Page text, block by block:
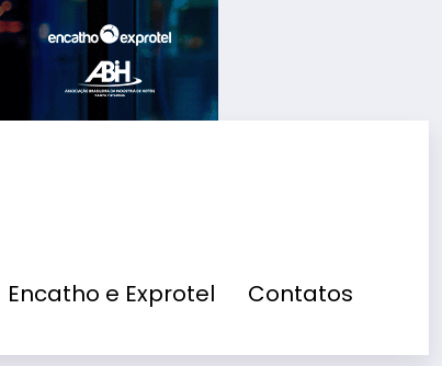
Encatho e Exprotel Contatos